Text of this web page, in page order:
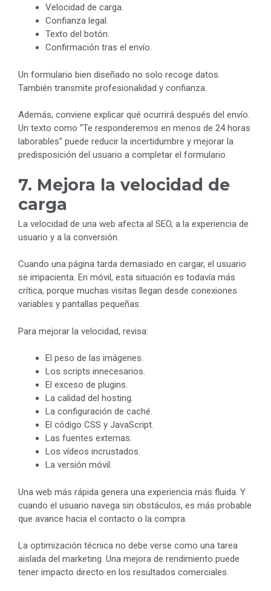
Velocidad de carga.
Confianza legal.
Texto del botón.
Confirmación tras el envío.
Un formulario bien diseñado no solo recoge datos.
También transmite profesionalidad y confianza.
Además, conviene explicar qué ocurrirá después del envío.
Un texto como “Te responderemos en menos de 24 horas
laborables” puede reducir la incertidumbre y mejorar la
predisposición del usuario a completar el formulario.
7. Mejora la velocidad de
carga
La velocidad de una web afecta al SEO, a la experiencia de
usuario y a la conversión.
Cuando una página tarda demasiado en cargar, el usuario
se impacienta. En móvil, esta situación es todavía más
crítica, porque muchas visitas llegan desde conexiones
variables y pantallas pequeñas.
Para mejorar la velocidad, revisa:
El peso de las imágenes.
Los scripts innecesarios.
El exceso de plugins.
La calidad del hosting.
La configuración de caché.
El código CSS y JavaScript.
Las fuentes externas.
Los vídeos incrustados.
La versión móvil.
Una web más rápida genera una experiencia más fluida. Y
cuando el usuario navega sin obstáculos, es más probable
que avance hacia el contacto o la compra.
La optimización técnica no debe verse como una tarea
aislada del marketing. Una mejora de rendimiento puede
tener impacto directo en los resultados comerciales.